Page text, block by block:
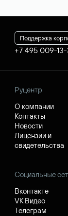
Поддержка
+7 495 009-
Руцентр
О компании
Контакты
Новости
Лицензии и
свидетельства
Социальные
Вконтакте
VK Видео
Телеграм